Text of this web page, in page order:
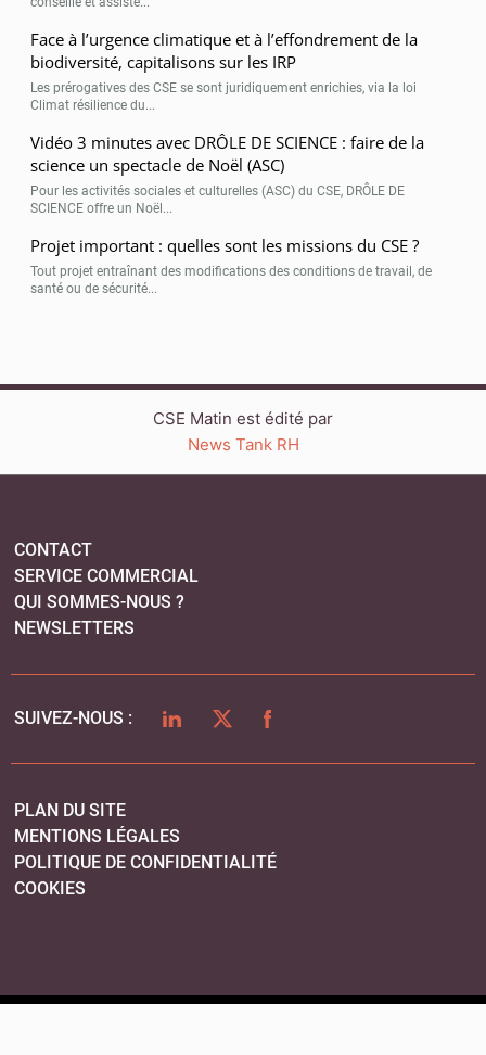
Face à l’urgence climatique et à l’effondrement de la
biodiversité, capitalisons sur les IRP
Les prérogatives des CSE se sont juridiquement enrichies, via la loi
Climat résilience du...
Vidéo 3 minutes avec DRÔLE DE SCIENCE : faire de la
science un spectacle de Noël (ASC)
Pour les activités sociales et culturelles (ASC) du CSE, DRÔLE DE
SCIENCE offre un Noël...
Projet important : quelles sont les missions du CSE ?
Tout projet entraînant des modifications des conditions de travail, de
santé ou de sécurité...
CSE Matin est édité par
News Tank RH
CONTACT
SERVICE COMMERCIAL
QUI SOMMES-NOUS ?
NEWSLETTERS
SUIVEZ-NOUS : LINKEDINTWITTERFACEBOOK
PLAN DU SITE
MENTIONS LÉGALES
POLITIQUE DE CONFIDENTIALITÉ
COOKIES